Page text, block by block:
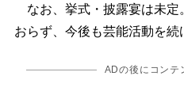
なお、挙式・披露宴は未定
おらず、今後も芸能活動を続
ADの後にコンテ